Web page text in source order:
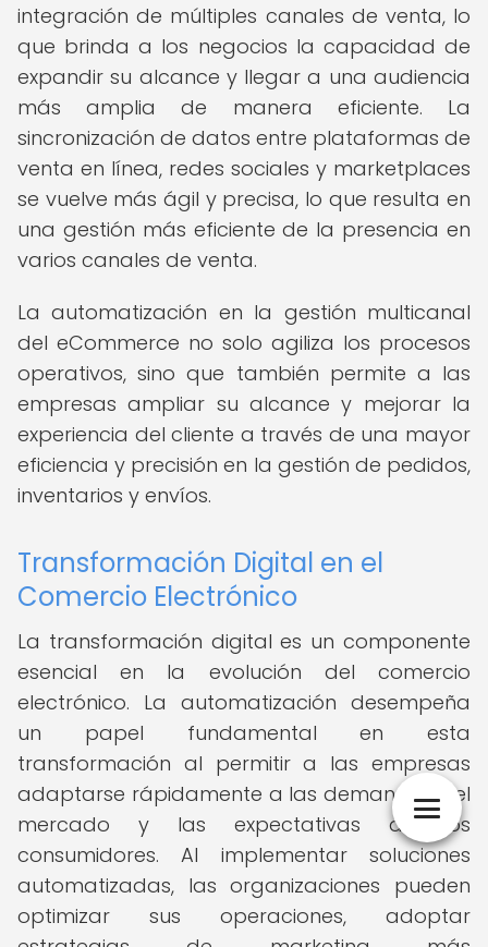
integración de múltiples canales de venta, lo
que brinda a los negocios la capacidad de
expandir su alcance y llegar a una audiencia
más amplia de manera eficiente. La
sincronización de datos entre plataformas de
venta en línea, redes sociales y marketplaces
se vuelve más ágil y precisa, lo que resulta en
una gestión más eficiente de la presencia en
varios canales de venta.
La automatización en la gestión multicanal
del eCommerce no solo agiliza los procesos
operativos, sino que también permite a las
empresas ampliar su alcance y mejorar la
experiencia del cliente a través de una mayor
eficiencia y precisión en la gestión de pedidos,
inventarios y envíos.
Transformación Digital en el
Comercio Electrónico
La transformación digital es un componente
esencial en la evolución del comercio
electrónico. La automatización desempeña
un papel fundamental en esta
transformación al permitir a las empresas
adaptarse rápidamente a las demandas del
mercado y las expectativas de los
consumidores. Al implementar soluciones
automatizadas, las organizaciones pueden
optimizar sus operaciones, adoptar